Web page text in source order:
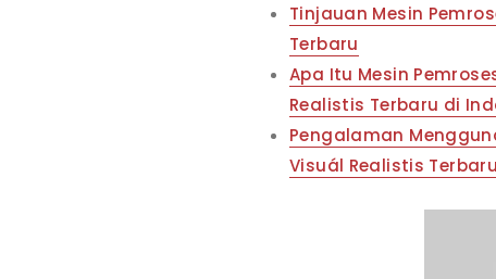
Tinjauan Mesin
Terbaru
Apa Itu Mesin
Realistis Terbaru di
Pengalaman
Visuál Realistis